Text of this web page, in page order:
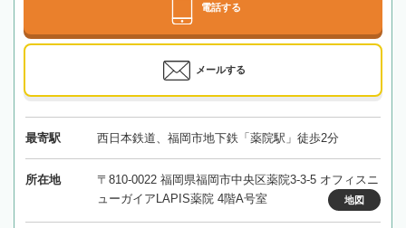
電話する
メールする
最寄駅 西日本鉄道、福岡市地下鉄「薬院駅」徒歩2分
所在地
〒810-0022 福岡県福岡市中央区薬院3-3-5 オフィスニ
ューガイアLAPIS薬院 4階A号室
地図